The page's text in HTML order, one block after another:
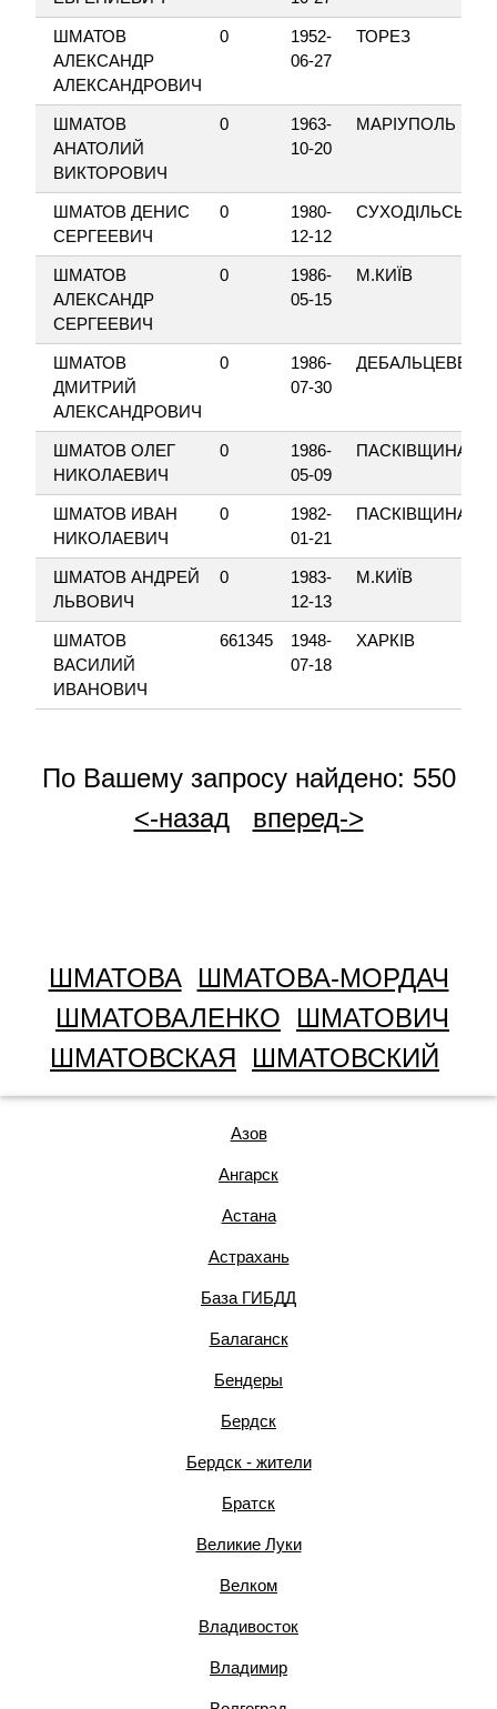
ШМАТОВ
АЛЕКСАНДР
АЛЕКСАНДРОВИЧ
0
1952-
06-27
ТОРЕЗ
ШМАТОВ
АНАТОЛИЙ
ВИКТОРОВИЧ
0
1963-
10-20
МАРІУПОЛЬ
ШМАТОВ ДЕНИС
СЕРГЕЕВИЧ
0
1980-
12-12
СУХОДІЛЬСЬК
ШМАТОВ
АЛЕКСАНДР
СЕРГЕЕВИЧ
0
1986-
05-15
М.КИЇВ
ШМАТОВ
ДМИТРИЙ
АЛЕКСАНДРОВИЧ
0
1986-
07-30
ДЕБАЛЬЦЕВЕ
ШМАТОВ ОЛЕГ
НИКОЛАЕВИЧ
0
1986-
05-09
ПАСКІВЩИНА
ШМАТОВ ИВАН
НИКОЛАЕВИЧ
0
1982-
01-21
ПАСКІВЩИНА
ШМАТОВ АНДРЕЙ
ЛЬВОВИЧ
0
1983-
12-13
М.КИЇВ
ШМАТОВ
ВАСИЛИЙ
ИВАНОВИЧ
661345
1948-
07-18
ХАРКІВ
По Вашему запросу найдено: 550
<-назад
вперед->
ШМАТОВА
ШМАТОВА-МОРДАЧ
ШМАТОВАЛЕНКО
ШМАТОВИЧ
ШМАТОВСКАЯ
ШМАТОВСКИЙ
Азов
Ангарск
Астана
Астрахань
База ГИБДД
Балаганск
Бендеры
Бердск
Бердск - жители
Братск
Великие Луки
Велком
Владивосток
Владимир